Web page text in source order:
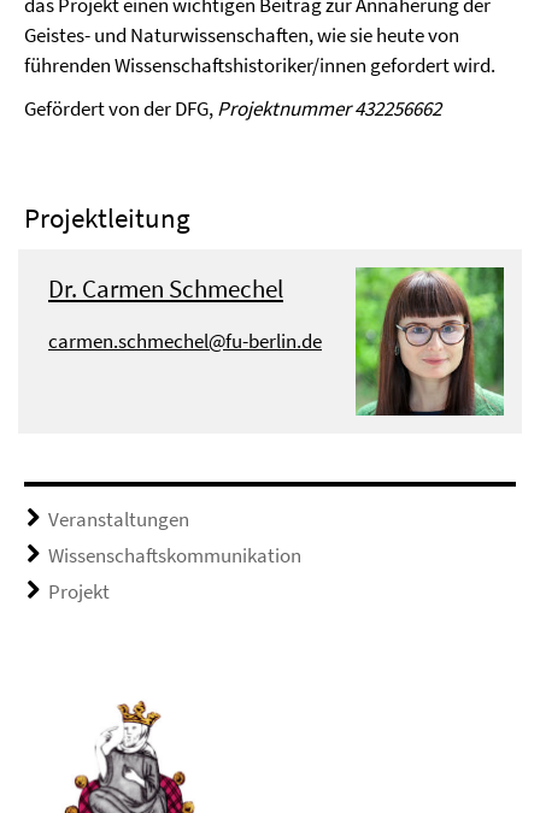
Geistes- und Naturwissenschaften, wie sie heute von
führenden Wissenschaftshistoriker/innen gefordert wird.
Gefördert von der DFG,Projektnummer 432256662
Projektleitung
Dr. Carmen Schmechel
carmen.schmechel@fu-berlin.de
Veranstaltungen
Wissenschaftskommunikation
Projekt